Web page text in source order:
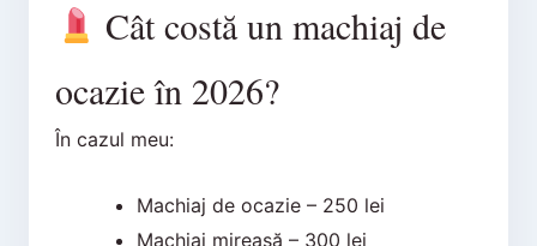
Cât costă un machiaj de
ocazie în 2026?
În cazul meu:
Machiaj de ocazie – 250 lei
Machiaj mireasă – 300 lei